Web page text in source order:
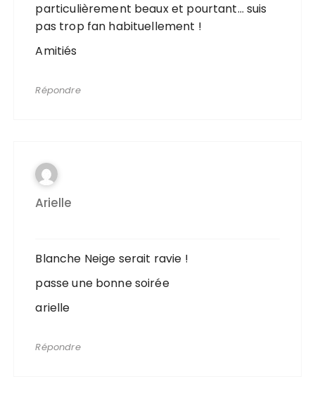
particulièrement beaux et pourtant… suis
pas trop fan habituellement !
Amitiés
Répondre
Arielle
Blanche Neige serait ravie !
passe une bonne soirée
arielle
Répondre